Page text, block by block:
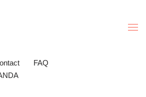
FAQ